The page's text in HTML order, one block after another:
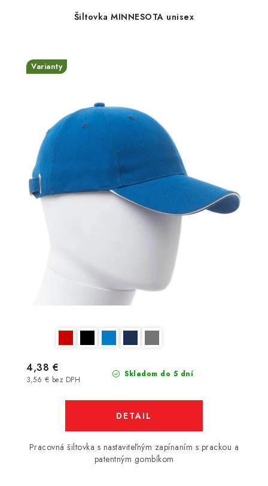
Šiltovka MINNESOTA unisex
Varianty
Skladom do 5 dní
3,56 € bez DPH
4,38 €
DETAIL
Pracovná šiltovka s nastaviteľným zapínaním s prackou a
patentným gombíkom